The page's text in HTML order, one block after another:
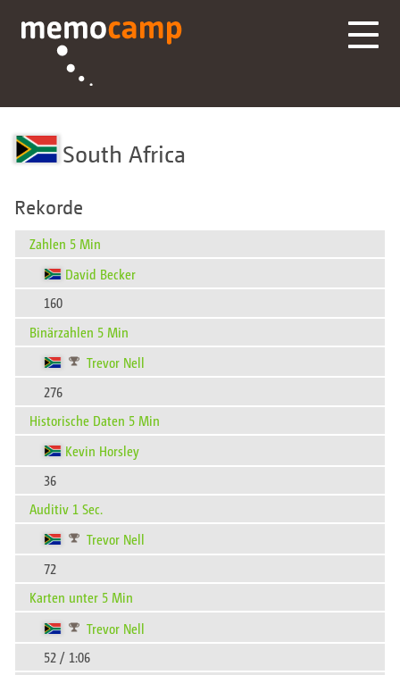
South Africa
Rekorde
Zahlen 5 Min
David Becker
160
Binärzahlen 5 Min
Trevor Nell
276
Historische Daten 5 Min
Kevin Horsley
36
Auditiv 1 Sec.
Trevor Nell
72
Karten unter 5 Min
Trevor Nell
52 / 1:06